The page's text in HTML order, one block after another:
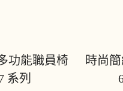
功能職員椅
系列
時尚